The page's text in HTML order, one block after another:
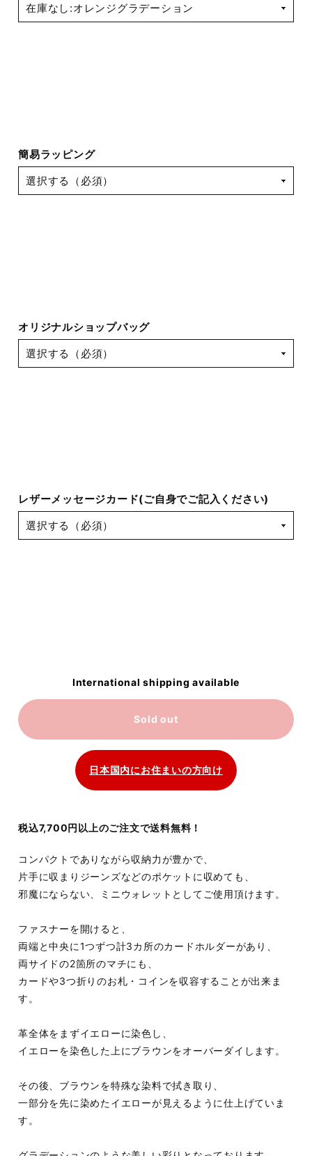
簡易ラッピング
オリジナルショップバッグ
レザーメッセージカード(ご自身でご記入ください)
International shipping available
Sold out
日本国内にお住まいの方向け
税込7,700円以上のご注文で送料無料！
コンパクトでありながら収納力が豊かで、
片手に収まりジーンズなどのポケットに収めても、
邪魔にならない、ミニウォレットとしてご使用頂けます。
ファスナーを開けると、
両端と中央に1つずつ計3カ所のカードホルダーがあり、
両サイドの2箇所のマチにも、
カードや3つ折りのお札・コインを収容することが出来ま
す。
革全体をまずイエローに染色し、
イエローを染色した上にブラウンをオーバーダイします。
その後、ブラウンを特殊な染料で拭き取り、
一部分を先に染めたイエローが見えるように仕上げていま
す。